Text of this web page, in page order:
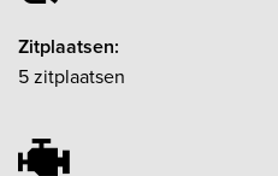
Zitplaatsen:
5 zitplaatsen